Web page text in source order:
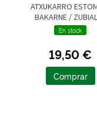
ATXUKARRO
BAKARNE /
GRAJIRENA,
En stock
19,50 €
Comprar